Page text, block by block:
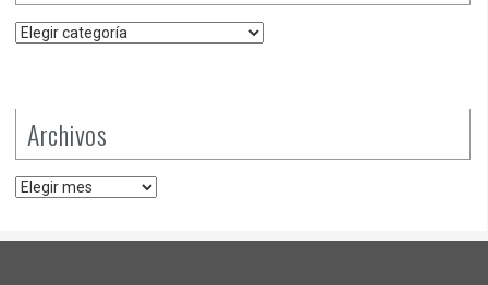
Categorías
Archivos
Archivos